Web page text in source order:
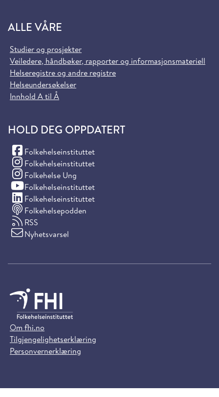
ALLE VÅRE
Studier og prosjekter
Veiledere, håndbøker, rapporter og informasjonsmateriell
Helseregistre og andre registre
Helseundersøkelser
Innhold A til Å
HOLD DEG OPPDATERT
Folkehelseinstituttet
(Facebook)
Folkehelseinstituttet
(Instagram)
Folkehelse Ung
(Instagram)
Folkehelseinstituttet
(YouTube)
Folkehelseinstituttet
(LinkedIn)
Folkehelsepodden
RSS
Nyhetsvarsel
Om fhi.no
Tilgjengelighetserklæring
Personvernerklæring